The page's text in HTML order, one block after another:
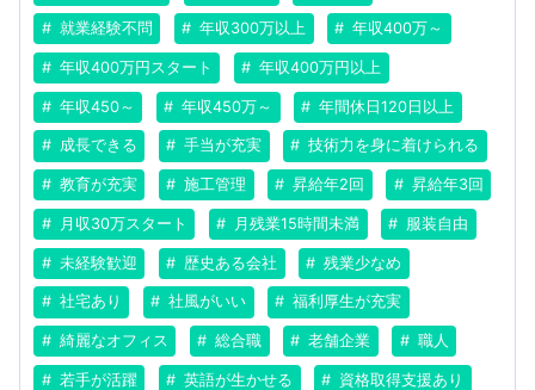
就業経験不問 年収300万以上 年収400万～
年収400万円スタート 年収400万円以上
年収450～ 年収450万～ 年間休日120日以上
成長できる 手当が充実 技術力を身に着けられる
教育が充実 施工管理 昇給年2回 昇給年3回
月収30万スタート 月残業15時間未満 服装自由
未経験歓迎 歴史ある会社 残業少なめ
社宅あり 社風がいい 福利厚生が充実
綺麗なオフィス 総合職 老舗企業 職人
若手が活躍 英語が生かせる 資格取得支援あり